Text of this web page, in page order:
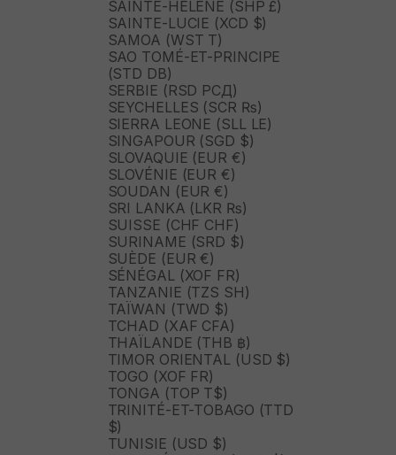
SAINTE-HÉLÈNE (SHP £)
SAINTE-LUCIE (XCD $)
SAMOA (WST T)
SAO TOMÉ-ET-PRINCIPE
(STD DB)
SERBIE (RSD РСД)
SEYCHELLES (SCR ₨)
SIERRA LEONE (SLL LE)
SINGAPOUR (SGD $)
SLOVAQUIE (EUR €)
SLOVÉNIE (EUR €)
SOUDAN (EUR €)
SRI LANKA (LKR ₨)
SUISSE (CHF CHF)
SURINAME (SRD $)
SUÈDE (EUR €)
SÉNÉGAL (XOF FR)
TANZANIE (TZS SH)
TAÏWAN (TWD $)
TCHAD (XAF CFA)
THAÏLANDE (THB ฿)
TIMOR ORIENTAL (USD $)
TOGO (XOF FR)
TONGA (TOP T$)
TRINITÉ-ET-TOBAGO (TTD
$)
TUNISIE (USD $)